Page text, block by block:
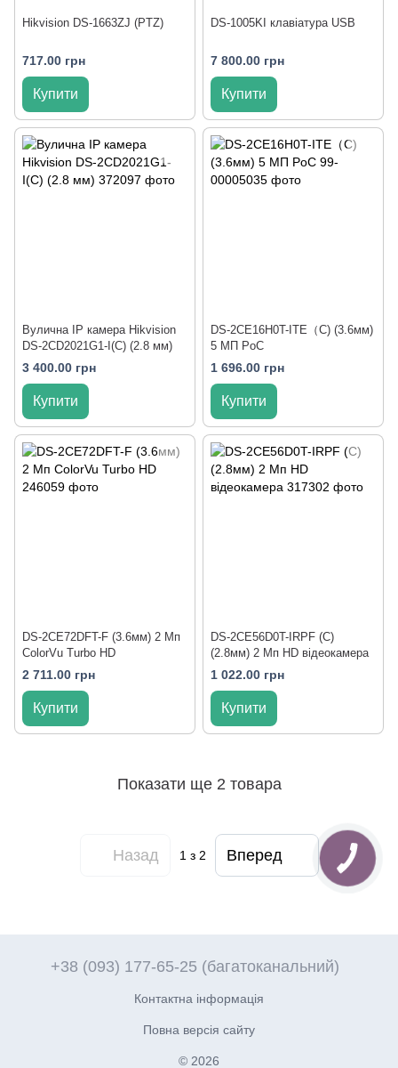
Hikvision DS-1663ZJ (PTZ)
717.00 грн
Купити
DS-1005KI клавіатура USB
7 800.00 грн
Купити
Вулична IP камера Hikvision
DS-2CD2021G1-I(C) (2.8 мм)
3 400.00 грн
Купити
DS-2CE16H0T-ITE（C) (3.6мм)
5 МП PoC
1 696.00 грн
Купити
DS-2CE72DFT-F (3.6мм) 2 Мп
ColorVu Turbo HD
2 711.00 грн
Купити
DS-2CE56D0T-IRPF (C)
(2.8мм) 2 Мп HD відеокамера
1 022.00 грн
Купити
Показати ще 2 товара
Назад 1з 2 Вперед
+38 (093) 177-65-25 (багатоканальний)
Контактна інформація
Повна версія сайту
© 2026